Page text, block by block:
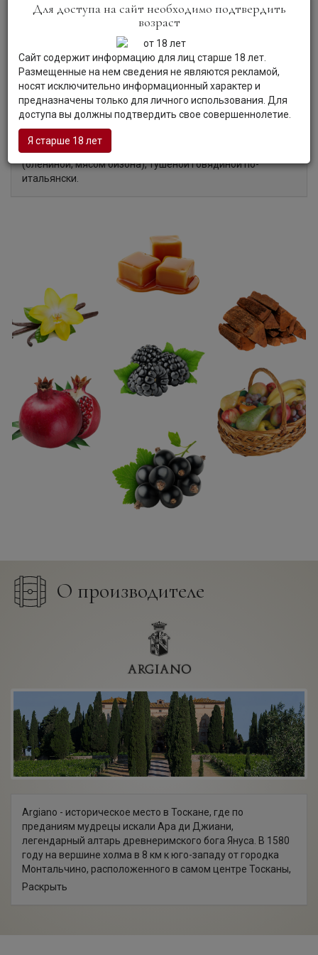
Цвет вина — богатый, сверкающий фиолетово-
Интенсивный и изящный аромат вина
демонстрирует оттенки фруктов, ежевики, черной
смородины, граната, ванили и древесины дуба.
Вкус: Вкус вина чистый и сочный, в нем раскрываются
красивые оттенки спелых ягод и мелкозернистые танины,
перетекающие в карамельно-фруктовые и пряные нотки.
Гастрономия:
красного мяса, мясом, приготовленным на гриле, дичью
(олениной, мясом бизона), тушеной говядиной по-
итальянски.
О производителе
Argiano - историческое место в Тоскане, где по
преданиям мудрецы искали Ара ди Джиани,
легендарный алтарь древнеримского бога Януса. В 1580
году на вершине холма в 8 км к юго-западу от городка
Монтальчино, расположенного в самом центре Тосканы,
был построен замок Argiano. На протяжении более
Раскрыть
Для доступа на сайт необходимо подтвердить
возраст
Сайт содержит информацию для лиц старше 18 лет.
Размещенные на нем сведения не являются рекламой,
носят исключительно информационный характер и
предназначены только для личного использования. Для
доступа вы должны подтвердить свое совершеннолетие.
Я старше 18 лет